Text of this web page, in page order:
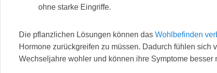
ohne starke Eingriffe.
Die pflanzlichen Lösungen können das Wohlbefinden
Hormone zurückgreifen zu müssen. Dadurch fühlen sich
Wechseljahre wohler und können ihre Symptome besser